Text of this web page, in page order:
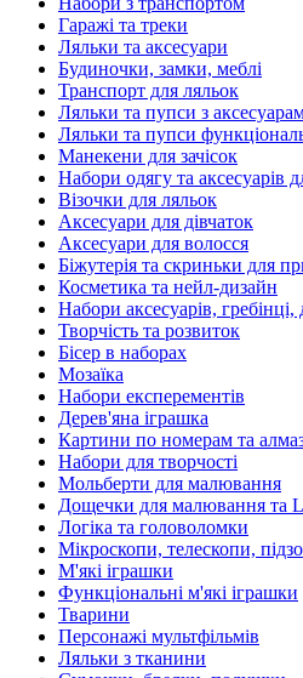
Гаражі та треки
Ляльки та аксесуари
Будиночки, замки, меблі
Транспорт для ляльок
Ляльки та пупси з
Ляльки та пупси
Манекени для зачісок
Набори одягу та аксесуарів
Візочки для ляльок
Аксесуари для дівчаток
Аксесуари для волосся
Біжутерія та скриньки для
Косметика та нейл-дизайн
Набори аксесуарів, гребінці,
Творчість та розвиток
Бісер в наборах
Мозаїка
Набори експерементів
Дерев'яна іграшка
Картини по номерам та
Набори для творчості
Мольберти для малювання
Дощечки для малювання та
Логіка та головоломки
Мікроскопи, телескопи,
М'які іграшки
Функціональні м'які іграшки
Тварини
Персонажі мультфільмів
Ляльки з тканини